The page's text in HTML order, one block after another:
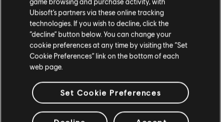
Assassin's Creed Origins
Deluxe Pack
R$ 29,99
DLC
Assassin's Creed Origins
Season Pass
R$ 119,99
Fique na Store atual
Mudar para a loja do país Portugal
Ubisoft’s partners via these online tracking
technologies. If you wish to decline, click the
“decline” button below. You can change your
cookie preferences at any time by visiting the “Set
Cookie Preferences” link on the bottom of each
web page.
Set Cookie Preferences